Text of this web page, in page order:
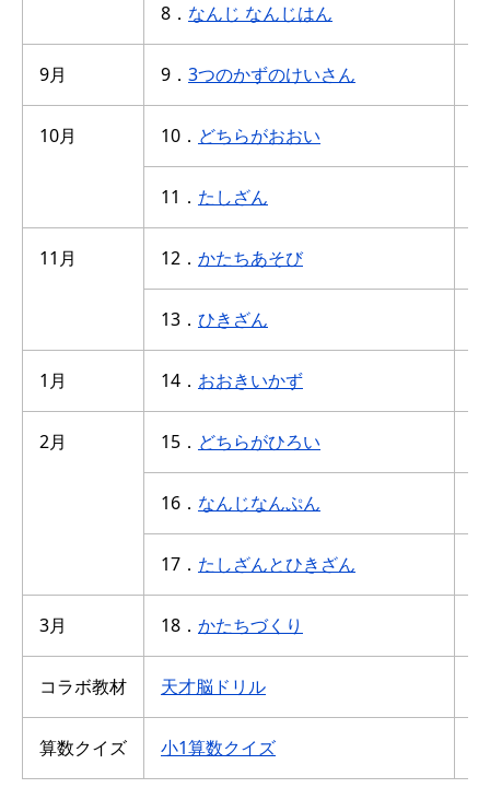
8． なんじ なんじはん
9月 9． 3つのかずのけいさん
10月 10． どちらがおおい
11． たしざん
11月 12． かたちあそび
13． ひきざん
1月 14． おおきいかず
2月 15． どちらがひろい
16． なんじなんぷん
17． たしざんとひきざん
3月 18． かたちづくり
コラボ教材 天才脳ドリル
算数クイズ 小1算数クイズ